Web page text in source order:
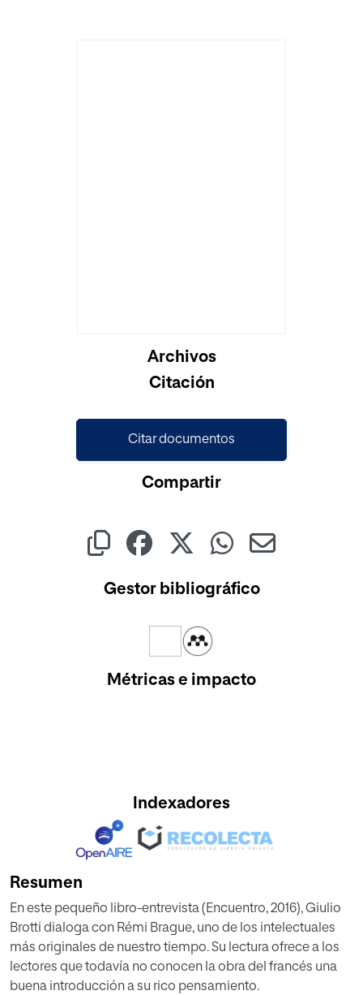
Archivos
Citación
Citar documentos
Compartir
Gestor bibliográfico
Métricas e impacto
Indexadores
Resumen
En este pequeño libro-entrevista (Encuentro, 2016), Giulio
Brotti dialoga con Rémi Brague, uno de los intelectuales
más originales de nuestro tiempo. Su lectura ofrece a los
lectores que todavía no conocen la obra del francés una
buena introducción a su rico pensamiento.